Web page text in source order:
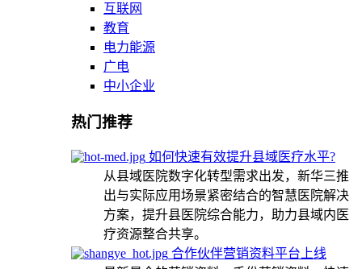
互联网
教育
电力能源
广电
中小企业
热门推荐
如何快速有效提升县域医疗水平?
从县域医院数字化转型需求出发，新华三推
出与实际应用场景紧密结合的智慧医院解决
方案，提升县医院综合能力，助力县域内医
疗资源整合共享。
合作伙伴营销资料平台上线